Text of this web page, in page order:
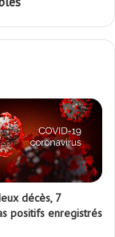
décès, 7
positifs enregistrés